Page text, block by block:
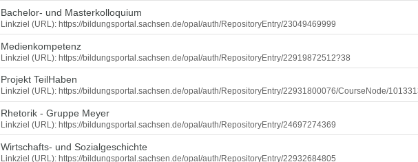
Bachelor- und Masterkolloquium
Linkziel (URL): https://bildungsportal.sachsen.de/opal/auth/RepositoryEntry/23049469999
Medienkompetenz
Linkziel (URL): https://bildungsportal.sachsen.de/opal/auth/RepositoryEntry/22919872512?38
Projekt TeilHaben
Linkziel (URL): https://bildungsportal.sachsen.de/opal/auth/RepositoryEntry/22931800076/CourseNode/
Rhetorik - Gruppe Meyer
Linkziel (URL): https://bildungsportal.sachsen.de/opal/auth/RepositoryEntry/24697274369
Wirtschafts- und Sozialgeschichte
Linkziel (URL): https://bildungsportal.sachsen.de/opal/auth/RepositoryEntry/22932684805